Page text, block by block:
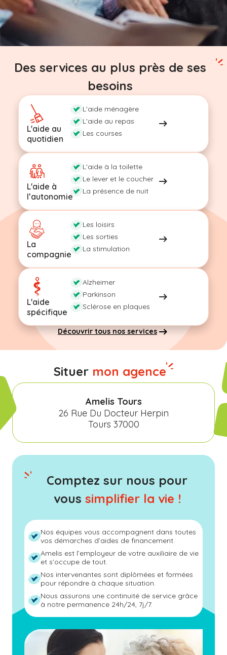
Des services au plus près de ses
besoins
L'aide au
quotidien
L'aide ménagère
L'aide au repas
Les courses
L'aide à
l’autonomie
L'aide à la toilette
Le lever et le coucher
La présence de nuit
La
compagnie
Les loisirs
Les sorties
La stimulation
L'aide
spécifique
Alzheimer
Parkinson
Sclérose en plaques
Découvrir tous nos services
Situer mon agence
Amelis Tours
26 Rue Du Docteur Herpin
Tours 37000
Comptez sur nous pour
vous simplifier la vie !
Nos équipes vous accompagnent dans toutes
vos démarches d’aides de financement.
Amelis est l’employeur de votre auxiliaire de vie
et s’occupe de tout.
Nos intervenantes sont diplômées et formées
pour répondre à chaque situation.
Nous assurons une continuité de service grâce
à notre permanence 24h/24, 7j/7.